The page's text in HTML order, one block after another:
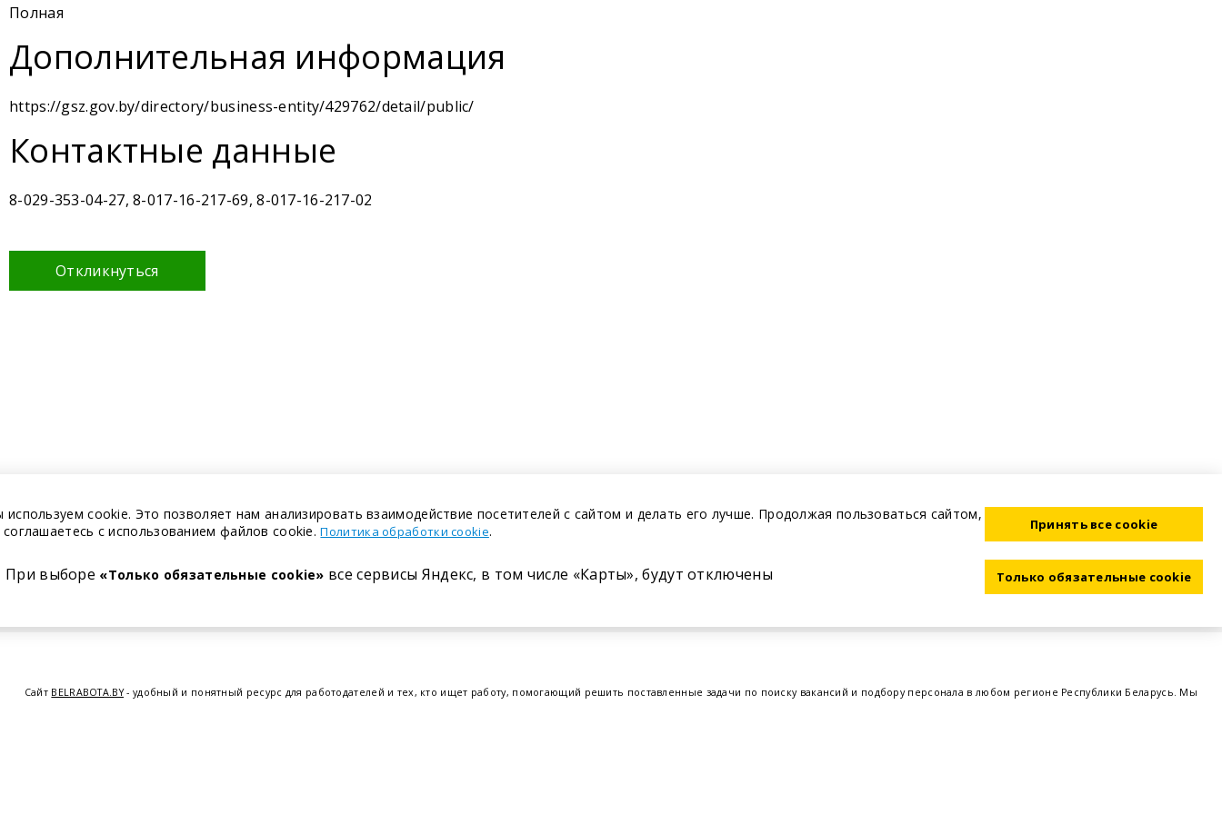
Полная
Дополнительная информация
https://gsz.gov.by/directory/business-entity/429762/detail/public/
Контактные данные
8-029-353-04-27, 8-017-16-217-69, 8-017-16-217-02
Откликнуться
Сайт BELRABOTA.BY- удобный и понятный ресурс для работодателей и тех, кто ищет работу, помогающий решить поставленные задачи по поиску вакансий и подбору персонала в любом регионе Республики Беларусь. Мы
cookie. Это позволяет нам анализировать взаимодействие посетителей с сайтом и делать его лучше. Продолжая пользоваться сайтом,
с использованием файлов cookie.Политика обработки cookie.
При выборе «Только обязательные cookie» все сервисы Яндекс, в том числе «Карты», будут отключены
Принять все cookie
Только обязательные cookie